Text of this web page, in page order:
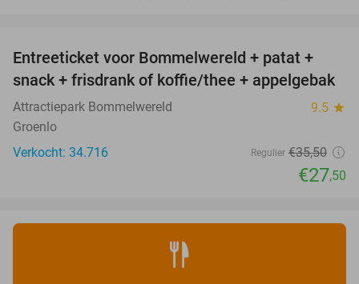
23%
Entreeticket voor Bommelwereld + patat +
snack + frisdrank of koffie/thee + appelgebak
Attractiepark Bommelwereld 9.5 star
Groenlo
Verkocht: 34.716
Regulier €35,50
€27,50